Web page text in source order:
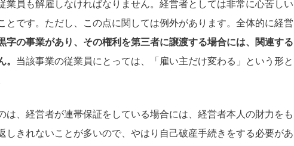
業員も解雇しなければなりません。経営者としては非常に心苦しい
とです。ただし、この点に関しては例外があります。全体的に経営
字の事業があり、その権利を第三者に譲渡する場合には、関連する
。 当該事業の従業員にとっては、「雇い主だけ変わる」という形と
は、経営者が連帯保証をしている場合には、経営者本人の財力をも
しきれないことが多いので、やはり自己破産手続きをする必要があ